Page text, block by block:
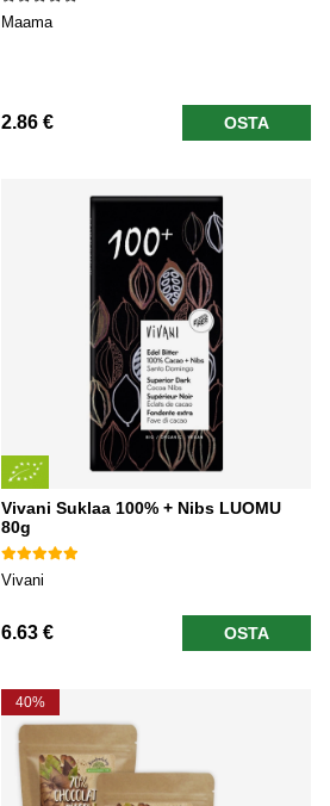
Maama
2.86 € OSTA
Vivani Suklaa 100% + Nibs LUOMU
80g
Vivani
6.63 € OSTA
40%